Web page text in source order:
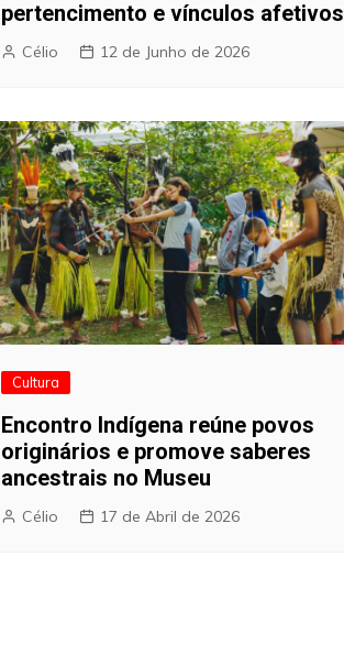
pertencimento e vínculos afetivos
Célio 12 de Junho de 2026
Cultura
Encontro Indígena reúne povos
originários e promove saberes
ancestrais no Museu
Célio 17 de Abril de 2026